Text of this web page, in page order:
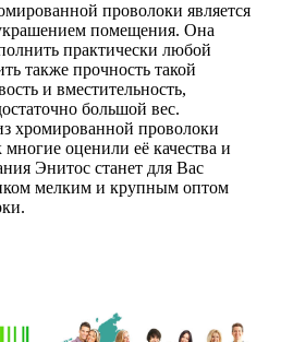
проволоки является
помещения. Она
практически любой
также прочность такой
и вместительность,
большой вес.
хромированной проволоки
многие оценили её качества и
Энитос станет для Вас
мелким и крупным оптом